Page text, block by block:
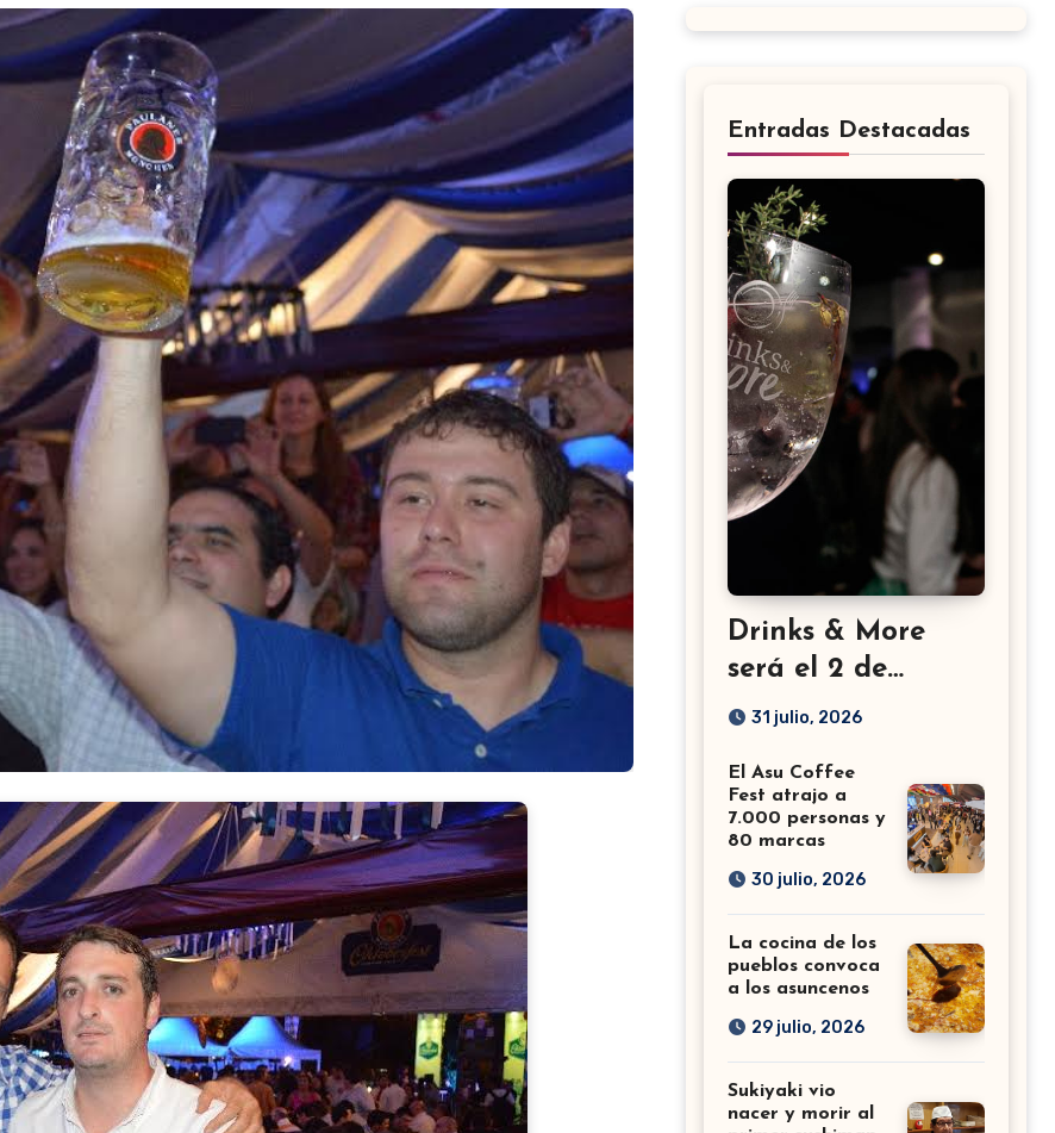
Entradas Destacadas
Drinks & More
será el 2 de
setiembre en el
31 julio, 2026
El Asu Coffee
Fest atrajo a
7.000 personas y
80 marcas
30 julio, 2026
La cocina de los
pueblos convoca
a los asuncenos
29 julio, 2026
Sukiyaki vio
nacer y morir al